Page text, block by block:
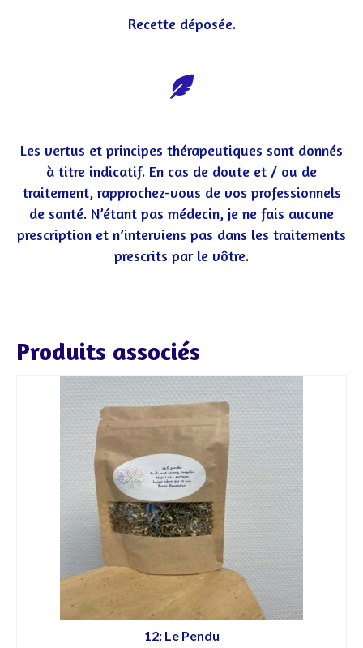
Recette déposée.
Les vertus et principes thérapeutiques sont donnés
à titre indicatif. En cas de doute et / ou de
traitement, rapprochez-vous de vos professionnels
de santé. N’étant pas médecin, je ne fais aucune
prescription et n’interviens pas dans les traitements
prescrits par le vôtre.
Produits associés
12: Le Pendu